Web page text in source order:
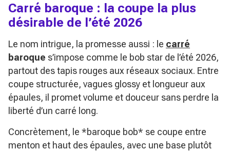
Carré baroque : la coupe la plus
désirable de l’été 2026
Le nom intrigue, la promesse aussi : le carré
baroque s’impose comme le bob star de l’été 2026,
partout des tapis rouges aux réseaux sociaux. Entre
coupe structurée, vagues glossy et longueur aux
épaules, il promet volume et douceur sans perdre la
liberté d’un carré long.
Concrètement, le *baroque bob* se coupe entre
menton et haut des épaules, avec une base plutôt